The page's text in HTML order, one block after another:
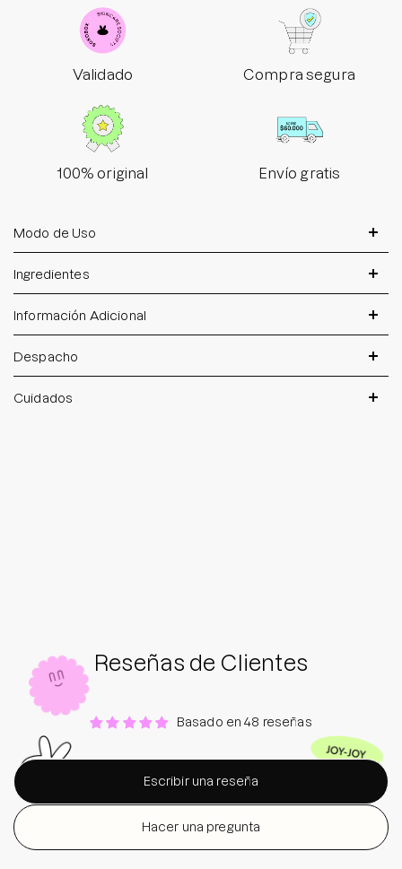
Validado Compra segura
100% original Envío gratis
Modo de Uso
Ingredientes
Información Adicional
Despacho
Cuidados
Reseñas de Clientes
Basado en 48 reseñas
Escribir una reseña
Hacer una pregunta